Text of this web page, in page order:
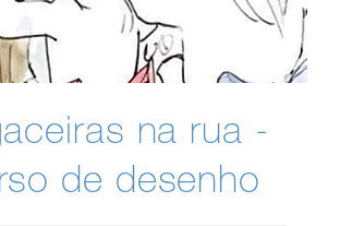
na rua -
de desenho